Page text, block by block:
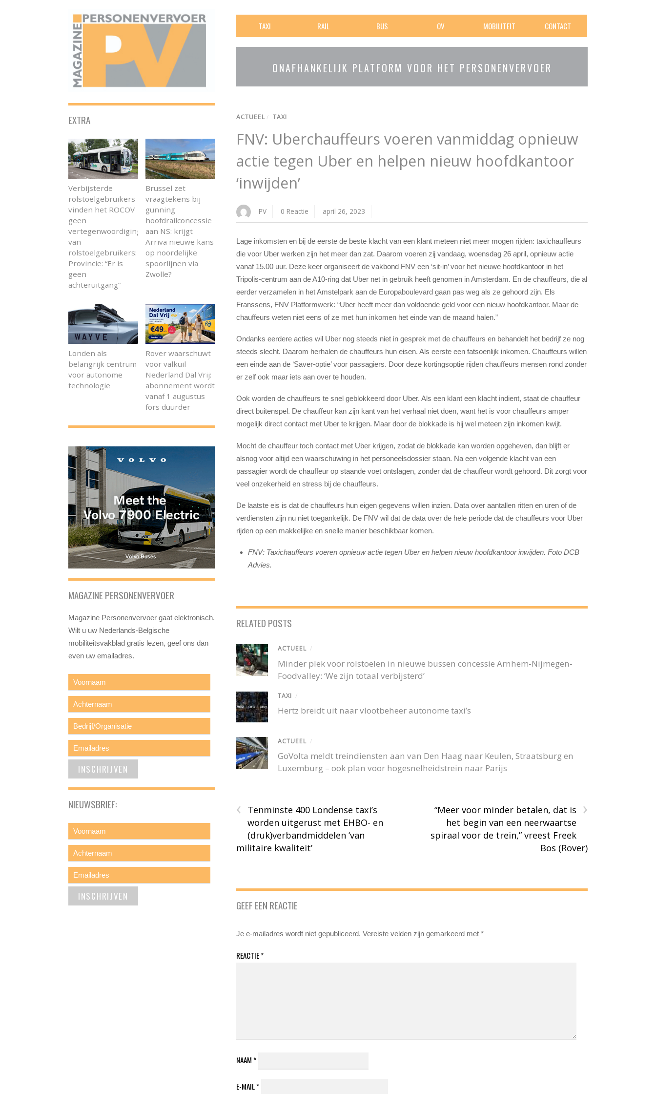
TAXI RAIL BUS OV MOBILITEIT CONTACT
ONAFHANKELIJK PLATFORM VOOR HET PERSONENVERVOER
ACTUEEL/ TAXI
FNV: Uberchauffeurs voeren vanmiddag opnieuw
actie tegen Uber en helpen nieuw hoofdkantoor
‘inwijden’
PV 0 Reactie april 26, 2023
Lage inkomsten en bij de eerste de beste klacht van een klant meteen niet meer mogen rijden: taxichauffeurs
die voor Uber werken zijn het meer dan zat. Daarom voeren zij vandaag, woensdag 26 april, opnieuw actie
vanaf 15.00 uur. Deze keer organiseert de vakbond FNV een ‘sit-in’ voor het nieuwe hoofdkantoor in het
Tripolis-centrum aan de A10-ring dat Uber net in gebruik heeft genomen in Amsterdam. En de chauffeurs, die al
eerder verzamelen in het Amstelpark aan de Europaboulevard gaan pas weg als ze gehoord zijn. Els
Franssens, FNV Platformwerk: “Uber heeft meer dan voldoende geld voor een nieuw hoofdkantoor. Maar de
chauffeurs weten niet eens of ze met hun inkomen het einde van de maand halen.”
Ondanks eerdere acties wil Uber nog steeds niet in gesprek met de chauffeurs en behandelt het bedrijf ze nog
steeds slecht. Daarom herhalen de chauffeurs hun eisen. Als eerste een fatsoenlijk inkomen. Chauffeurs willen
een einde aan de ‘Saver-optie’ voor passagiers. Door deze kortingsoptie rijden chauffeurs mensen rond zonder
er zelf ook maar iets aan over te houden.
Ook worden de chauffeurs te snel geblokkeerd door Uber. Als een klant een klacht indient, staat de chauffeur
direct buitenspel. De chauffeur kan zijn kant van het verhaal niet doen, want het is voor chauffeurs amper
mogelijk direct contact met Uber te krijgen. Maar door de blokkade is hij wel meteen zijn inkomen kwijt.
Mocht de chauffeur toch contact met Uber krijgen, zodat de blokkade kan worden opgeheven, dan blijft er
alsnog voor altijd een waarschuwing in het personeelsdossier staan. Na een volgende klacht van een
passagier wordt de chauffeur op staande voet ontslagen, zonder dat de chauffeur wordt gehoord. Dit zorgt voor
veel onzekerheid en stress bij de chauffeurs.
De laatste eis is dat de chauffeurs hun eigen gegevens willen inzien. Data over aantallen ritten en uren of de
verdiensten zijn nu niet toegankelijk. De FNV wil dat de data over de hele periode dat de chauffeurs voor Uber
rijden op een makkelijke en snelle manier beschikbaar komen.
FNV: Taxichauffeurs voeren opnieuw actie tegen Uber en helpen nieuw hoofdkantoor inwijden. Foto DCB
Advies.
RELATED POSTS
ACTUEEL /
Minder plek voor rolstoelen in nieuwe bussen concessie Arnhem-Nijmegen-
Foodvalley: ‘We zijn totaal verbijsterd’
TAXI /
Hertz breidt uit naar vlootbeheer autonome taxi’s
ACTUEEL /
GoVolta meldt treindiensten aan van Den Haag naar Keulen, Straatsburg en
Luxemburg – ook plan voor hogesnelheidstrein naar Parijs
‹
Tenminste 400 Londense taxi’s
worden uitgerust met EHBO- en
(druk)verbandmiddelen ‘van
militaire kwaliteit’
›
“Meer voor minder betalen, dat is
het begin van een neerwaartse
spiraal voor de trein,” vreest Freek
Bos (Rover)
GEEF EEN REACTIE
Je e-mailadres wordt niet gepubliceerd. Vereiste velden zijn gemarkeerd met*
REACTIE*
NAAM *
E-MAIL*
EXTRA
Verbijsterde
rolstoelgebruikers
vinden het ROCOV
geen
vertegenwoordiging
van
rolstoelgebruikers:
Provincie: “Er is
geen
achteruitgang”
Brussel zet
vraagtekens bij
gunning
hoofdrailconcessie
aan NS: krijgt
Arriva nieuwe kans
op noordelijke
spoorlijnen via
Zwolle?
Londen als
belangrijk centrum
voor autonome
technologie
Rover waarschuwt
voor valkuil
Nederland Dal Vrij:
abonnement wordt
vanaf 1 augustus
fors duurder
MAGAZINE PERSONENVERVOER
Magazine Personenvervoer gaat elektronisch.
Wilt u uw Nederlands-Belgische
mobiliteitsvakblad gratis lezen, geef ons dan
even uw emailadres.
NIEUWSBRIEF: